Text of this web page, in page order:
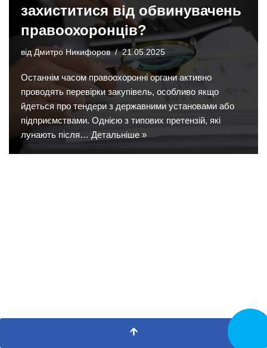
захиститися від обвинувачень
правоохоронців?
відДмитро Никифоров 21.05.2025
Останнім часом правоохоронні органи активно
проводять перевірки закупівель, особливо якщо
йдеться про тендери з державними установами або
підприємствами. Однією з типових претензій, які
лунають після… Детальніше »